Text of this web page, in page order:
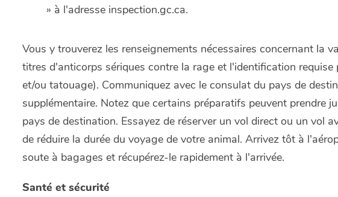
» à l'adresse inspection.gc.ca.
Vous y trouverez les renseignements nécessaires concernant la
titres d'anticorps sériques contre la rage et l'identification
et/ou tatouage). Communiquez avec le consulat du pays de
supplémentaire. Notez que certains préparatifs peuvent prendre
pays de destination. Essayez de réserver un vol direct ou un vol
de réduire la durée du voyage de votre animal. Arrivez tôt à
soute à bagages et récupérez-le rapidement à l'arrivée.
Santé et sécurité